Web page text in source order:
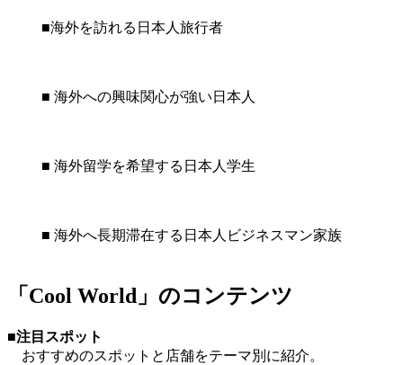
■海外を訪れる日本人旅行者
■ 海外への興味関心が強い日本人
■ 海外留学を希望する日本人学生
■ 海外へ長期滞在する日本人ビジネスマン家族
「Cool World」のコンテンツ
■注目スポット
おすすめのスポットと店舗をテーマ別に紹介。